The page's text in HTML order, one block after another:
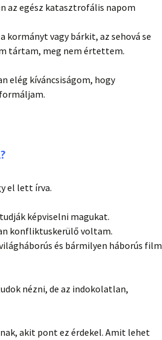
az egész katasztrofális napom
vagy bárkit, az sehová se
tártam, meg nem értettem.
elég kíváncsiságom, hogy
el lett írva.
képviselni magukat.
konfliktuskerülő voltam.
és bármilyen háborús film
nézni, de az indokolatlan,
akit pont ez érdekel. Amit lehet